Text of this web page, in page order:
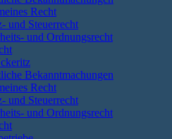
Recht
und Steuerrecht
und Ordnungsrecht
Bekanntmachungen
Recht
und Steuerrecht
und Ordnungsrecht